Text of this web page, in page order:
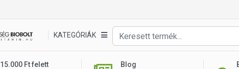
KATEGÓRIÁK
15.000 Ft felett
Blog